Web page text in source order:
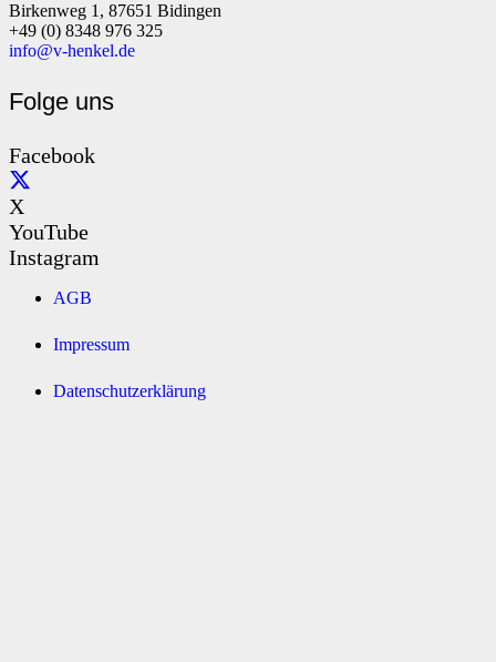
Birkenweg 1, 87651 Bidingen
+49 (0) 8348 976 325
info@v-henkel.de
Folge uns
Facebook
X
YouTube
Instagram
AGB
Impressum
Datenschutzerklärung